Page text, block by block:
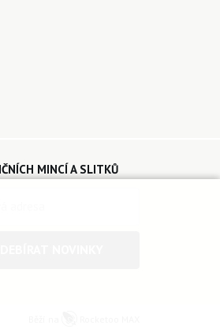
MINCÍ A SLITKŮ